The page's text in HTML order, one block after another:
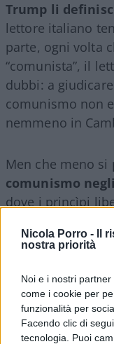
Nicola Porro -
Il
nostra priorità
Noi e i nostri
come i cookie per
funzionalità per
Facendo clic di
tecnologia. Puoi
Trump li
lettore italiano
parte, ogni volta
“comunista”, il
dubbi: a
comunismo non
nemmeno in
Men che meno si
comunismo
dove i princìpi
americano. Crea
movimento
comunisti per
vedevano come
borghesia gli